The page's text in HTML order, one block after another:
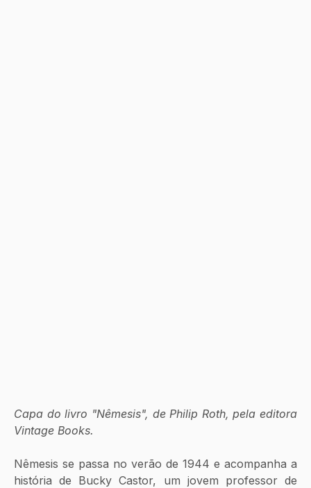
Capa do livro "Nêmesis", de Philip Roth, pela editora
Vintage Books.
Nêmesis se passa no verão de 1944 e acompanha a
história de Bucky Castor, um jovem professor de